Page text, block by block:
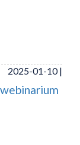
2025-01-10 |